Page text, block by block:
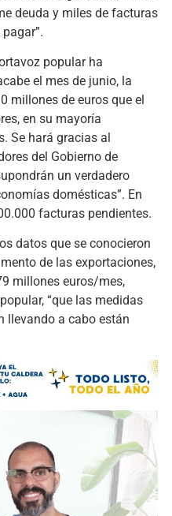
deuda y miles de facturas
popular ha
el mes de junio, la
millones de euros que el
en su mayoría
Se hará gracias al
del Gobierno de
un verdadero
domésticas”. En
facturas pendientes.
datos que se conocieron
de las exportaciones,
millones euros/mes,
“que las medidas
llevando a cabo están